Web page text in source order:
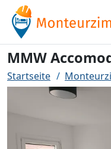
MMW
Startseite